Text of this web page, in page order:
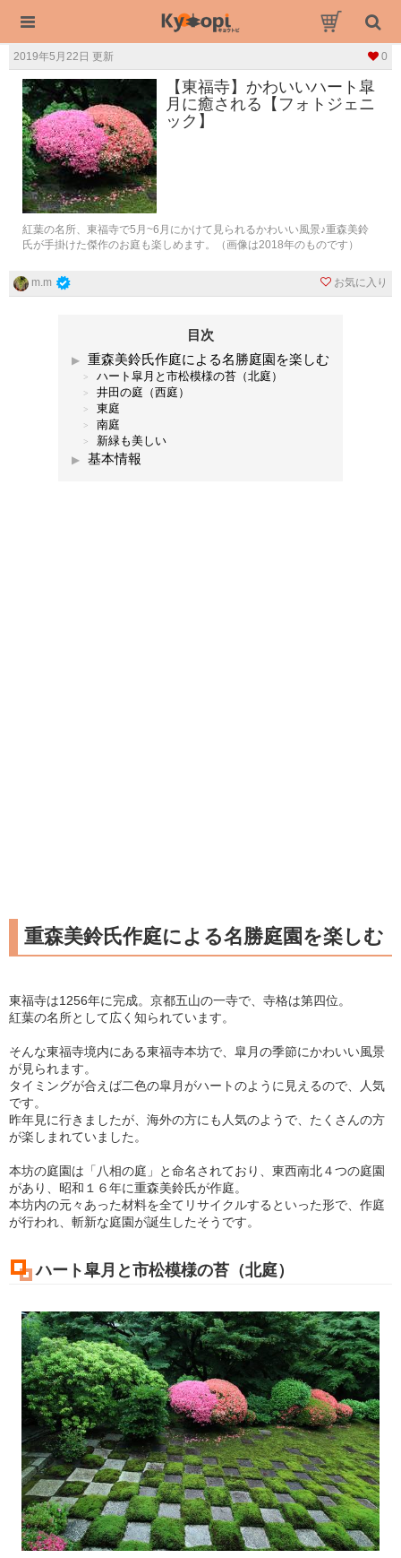
2019年5月22日 更新 0
【東福寺】かわいいハート皐
月に癒される【フォトジェニ
ック】
紅葉の名所、東福寺で5月~6月にかけて見られるかわいい風景♪重森美鈴
氏が手掛けた傑作のお庭も楽しめます。（画像は2018年のものです）
m.m お気に入り
目次
重森美鈴氏作庭による名勝庭園を楽しむ
ハート皐月と市松模様の苔（北庭）
井田の庭（西庭）
東庭
南庭
新緑も美しい
基本情報
重森美鈴氏作庭による名勝庭園を楽しむ
東福寺は1256年に完成。京都五山の一寺で、寺格は第四位。
紅葉の名所として広く知られています。
そんな東福寺境内にある東福寺本坊で、皐月の季節にかわいい風景
が見られます。
タイミングが合えば二色の皐月がハートのように見えるので、人気
です。
昨年見に行きましたが、海外の方にも人気のようで、たくさんの方
が楽しまれていました。
本坊の庭園は「八相の庭」と命名されており、東西南北４つの庭園
があり、昭和１６年に重森美鈴氏が作庭。
本坊内の元々あった材料を全てリサイクルするといった形で、作庭
が行われ、斬新な庭園が誕生したそうです。
ハート皐月と市松模様の苔（北庭）